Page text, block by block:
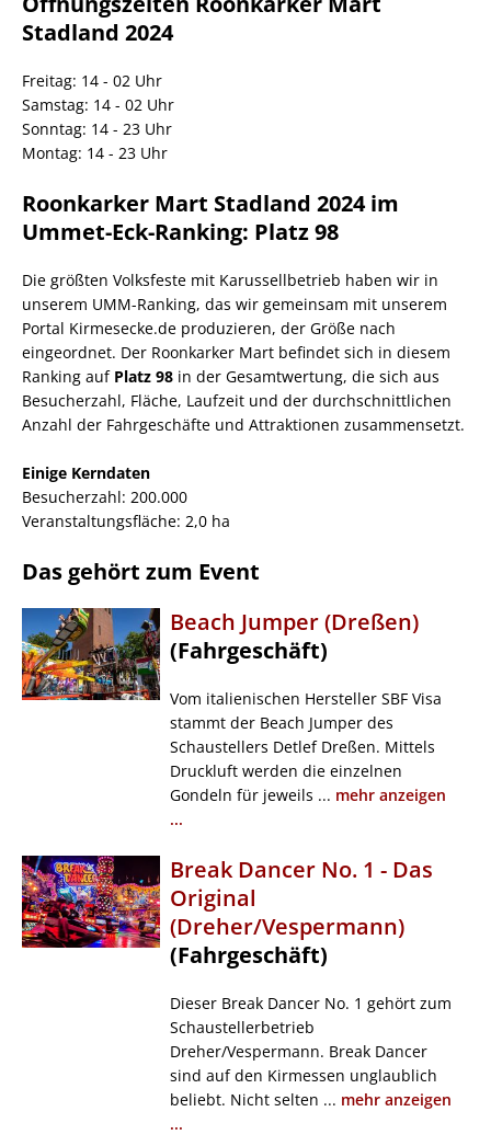
Stadland 2024
Freitag: 14 - 02 Uhr
Samstag: 14 - 02 Uhr
Sonntag: 14 - 23 Uhr
Montag: 14 - 23 Uhr
Roonkarker Mart Stadland 2024 im
Ummet-Eck-Ranking: Platz 98
Die größten Volksfeste mit Karussellbetrieb haben wir in
unserem UMM-Ranking, das wir gemeinsam mit unserem
Portal Kirmesecke.de produzieren, der Größe nach
eingeordnet. Der Roonkarker Mart befindet sich in diesem
Ranking auf Platz 98 in der Gesamtwertung, die sich aus
Besucherzahl, Fläche, Laufzeit und der durchschnittlichen
Anzahl der Fahrgeschäfte und Attraktionen zusammensetzt.
Einige Kerndaten
Besucherzahl: 200.000
Veranstaltungsfläche: 2,0 ha
Das gehört zum Event
Beach Jumper (Dreßen)
(Fahrgeschäft)
Vom italienischen Hersteller SBF Visa
stammt der Beach Jumper des
Schaustellers Detlef Dreßen. Mittels
Druckluft werden die einzelnen
Gondeln für jeweils ... mehr anzeigen
...
Break Dancer No. 1 - Das
Original
(Dreher/Vespermann)
(Fahrgeschäft)
Dieser Break Dancer No. 1 gehört zum
Schaustellerbetrieb
Dreher/Vespermann. Break Dancer
sind auf den Kirmessen unglaublich
beliebt. Nicht selten ... mehr anzeigen
...